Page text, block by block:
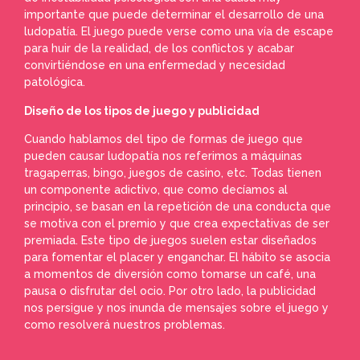
importante que puede determinar el desarrollo de una
ludopatía. El juego puede verse como una vía de escape
para huir de la realidad, de los conflictos y acabar
convirtiéndose en una enfermedad y necesidad
patológica.
Diseño de los tipos de juego y publicidad
Cuando hablamos del tipo de formas de juego que
pueden causar ludopatía nos referimos a máquinas
tragaperras, bingo, juegos de casino, etc. Todas tienen
un componente adictivo, que como decíamos al
principio, se basan en la repetición de una conducta que
se motiva con el premio y que crea expectativas de ser
premiada. Este tipo de juegos suelen estar diseñados
para fomentar el placer y enganchar. El hábito se asocia
a momentos de diversión como tomarse un café, una
pausa o disfrutar del ocio. Por otro lado, la publicidad
nos persigue y nos inunda de mensajes sobre el juego y
como resolverá nuestros problemas.